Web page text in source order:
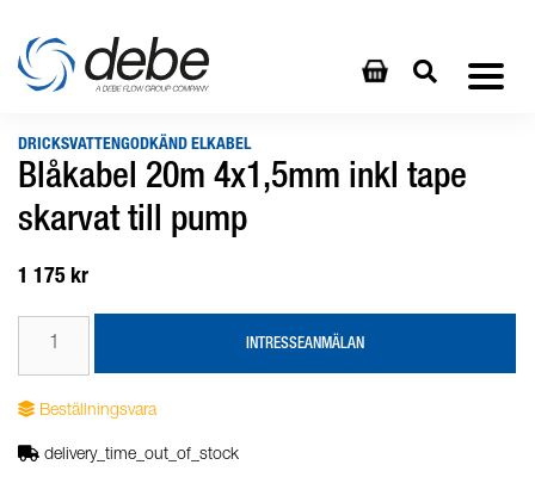
DRICKSVATTENGODKÄND ELKABEL
Blåkabel 20m 4x1,5mm inkl tape
skarvat till pump
1 175 kr
INTRESSEANMÄLAN
Beställningsvara
delivery_time_out_of_stock